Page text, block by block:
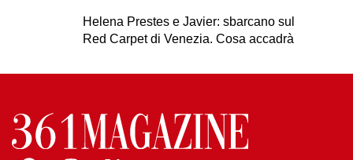
Helena Prestes e Javier: sbarcano sul
Red Carpet di Venezia. Cosa accadrà